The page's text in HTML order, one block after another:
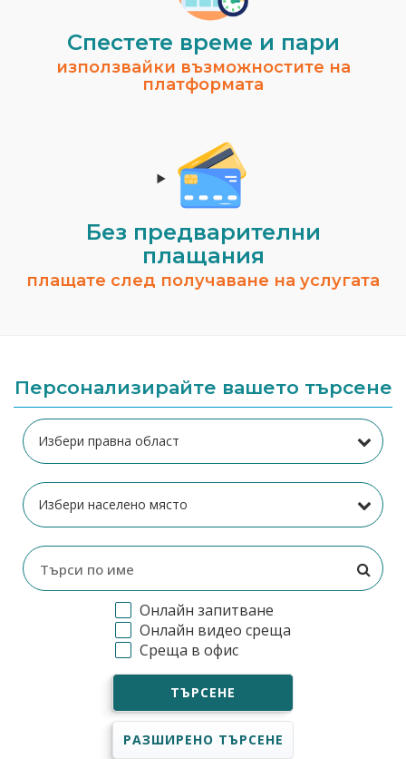
Спестeте време и пари
използвайки възможностите на
платформата
Без предварителни
плащания
плащате след получаване на услугата
Персонализирайте вашето търсене
Онлайн запитване
Онлайн видео среща
Среща в офис
ТЪРСЕНЕ
РАЗШИРЕНО ТЪРСЕНЕ